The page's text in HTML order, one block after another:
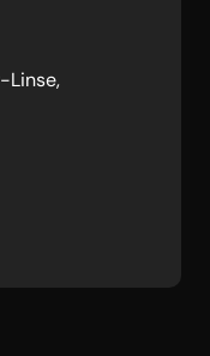
Linse,